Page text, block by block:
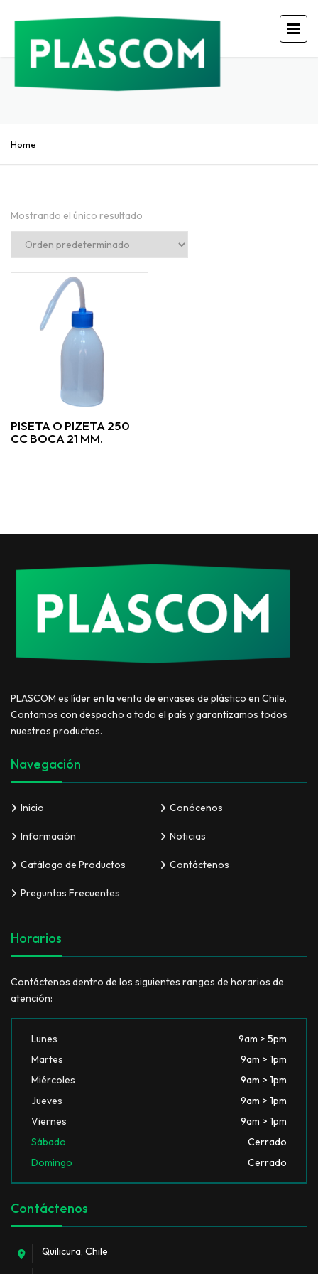
Home
Mostrando el único resultado
PISETA O PIZETA 250
CC BOCA 21 MM.
PLASCOM es líder en la venta de envases de plástico en Chile.
Contamos con despacho a todo el país y garantizamos todos
nuestros productos.
Navegación
Inicio Conócenos
Información Noticias
Catálogo de Productos Contáctenos
Preguntas Frecuentes
Horarios
Contáctenos dentro de los siguientes rangos de horarios de
atención:
Lunes
9am > 5pm
Martes
9am > 1pm
Miércoles
9am > 1pm
Jueves
9am > 1pm
Viernes
9am > 1pm
Sábado
Cerrado
Domingo
Cerrado
Contáctenos
Quilicura, Chile